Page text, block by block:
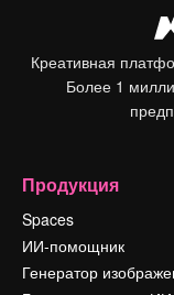
Креативная
Более 1
Продукция
Spaces
ИИ-помощник
Генератор